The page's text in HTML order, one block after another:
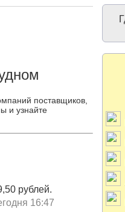
поставщиков,
и узнайте
рублей.
16:47